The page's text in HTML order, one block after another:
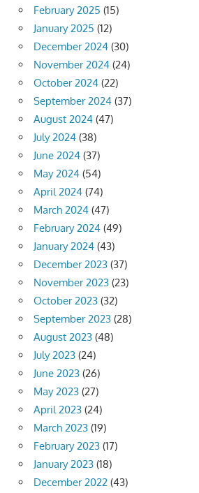
February 2025 (15)
January 2025 (12)
December 2024 (30)
November 2024 (24)
October 2024 (22)
September 2024 (37)
August 2024 (47)
July 2024 (38)
June 2024 (37)
May 2024 (54)
April 2024 (74)
March 2024 (47)
February 2024 (49)
January 2024 (43)
December 2023 (37)
November 2023 (23)
October 2023 (32)
September 2023 (28)
August 2023 (48)
July 2023 (24)
June 2023 (26)
May 2023 (27)
April 2023 (24)
March 2023 (19)
February 2023 (17)
January 2023 (18)
December 2022 (43)